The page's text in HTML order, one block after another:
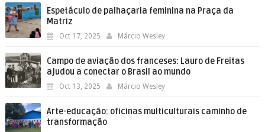
Espetáculo de palhaçaria feminina na Praça da
Matriz
Oct 17, 2025 Márcio Wesley
Campo de aviação dos franceses: Lauro de Freitas
ajudou a conectar o Brasil ao mundo
Oct 13, 2025 Márcio Wesley
Arte-educação: oficinas multiculturais caminho de
transformação